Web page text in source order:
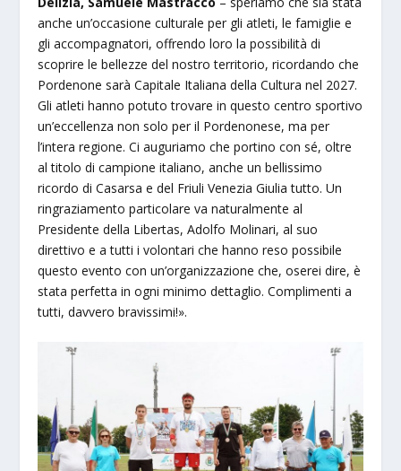
anche un’occasione culturale per gli atleti, le famiglie e
gli accompagnatori, offrendo loro la possibilità di
scoprire le bellezze del nostro territorio, ricordando che
Pordenone sarà Capitale Italiana della Cultura nel 2027.
Gli atleti hanno potuto trovare in questo centro sportivo
un’eccellenza non solo per il Pordenonese, ma per
l’intera regione. Ci auguriamo che portino con sé, oltre
al titolo di campione italiano, anche un bellissimo
ricordo di Casarsa e del Friuli Venezia Giulia tutto. Un
ringraziamento particolare va naturalmente al
Presidente della Libertas, Adolfo Molinari, al suo
direttivo e a tutti i volontari che hanno reso possibile
questo evento con un’organizzazione che, oserei dire, è
stata perfetta in ogni minimo dettaglio. Complimenti a
tutti, davvero bravissimi!».